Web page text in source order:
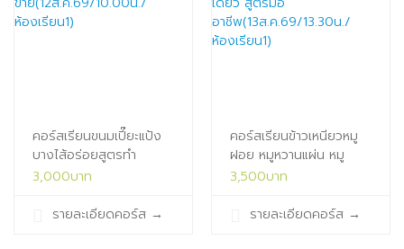
คอร์สเรียนขนมเปี๊ยะแป้ง
บางไส้อร่อยสูตรทำ
ขาย(12ส.ค.69/10.00น./
3,000บาท
รายละเอียดคอร์ส →
คอร์สเรียนข้าวเหนียวหมู
ฝอย หมูหวานแผ่น หมู
สวรรค์ หมูแดดเดียว สูตร
อาชีพ(13ส.ค.69/13.30น./
3,500บาท
รายละเอียดคอร์ส →